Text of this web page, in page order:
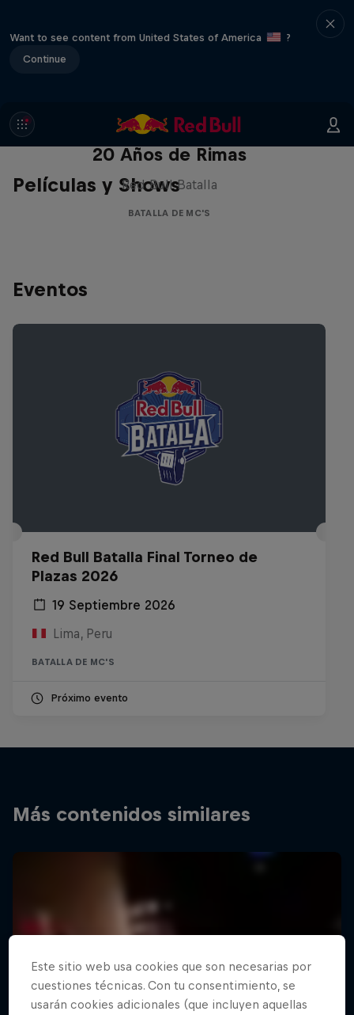
Want to see content from United States of America
?
Continue
Películas y Shows
Red Bull Batalla Nueva Historia:
20 Años de Rimas
Red Bull Batalla
BATALLA DE MC'S
Eventos
Red Bull Batalla Final Torneo de
Plazas 2026
19 Septiembre 2026
Lima, Peru
BATALLA DE MC'S
Próximo evento
Más contenidos similares
Este sitio web usa cookies que son necesarias por
cuestiones técnicas. Con tu consentimiento, se
usarán cookies adicionales (que incluyen aquellas